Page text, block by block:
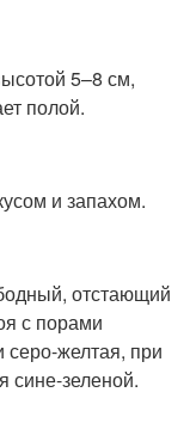
5–8 см,
полой.
и запахом.
отстающий
с порами
серо-желтая, при
сине-зеленой.